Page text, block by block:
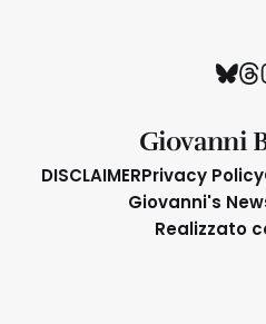
Giovanni
DISCLAIMERPrivacy Policy
Giovanni's
Realizzato